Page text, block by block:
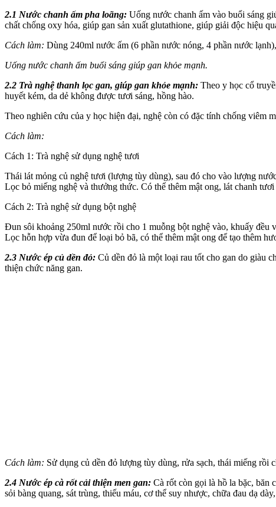
2.1 Nước chanh ấm pha loãng: Uống nước chanh ấm vào buổi sáng
chất chống oxy hóa, giúp gan sản xuất glutathione, giúp giải độc hiệu
Cách làm: Dùng 240ml nước ấm (6 phần nước nóng, 4 phần nước
Uống nước chanh ấm buổi sáng giúp gan khỏe mạnh.
2.2 Trà nghệ thanh lọc gan, giúp gan khỏe mạnh: Theo y học cổ
huyết kém, da dẻ không được tươi sáng, hồng hào.
Theo nghiên cứu của y học hiện đại, nghệ còn có đặc tính chống viêm
Cách làm:
Cách 1: Trà nghệ sử dụng nghệ tươi
Thái lát mỏng củ nghệ tươi (lượng tùy dùng), sau đó cho vào lượng
Lọc bỏ miếng nghệ và thưởng thức. Có thể thêm mật ong, lát chanh
Cách 2: Trà nghệ sử dụng bột nghệ
Đun sôi khoảng 250ml nước rồi cho 1 muỗng bột nghệ vào, khuấy đều
Lọc hỗn hợp vừa đun để loại bỏ bã, có thể thêm mật ong để tạo thêm
2.3 Nước ép củ dền đỏ: Củ dền đỏ là một loại rau tốt cho gan do giàu
thiện chức năng gan.
Cách làm: Sử dụng củ dền đỏ lượng tùy dùng, rửa sạch, thái miếng rồi
2.4 Nước ép cà rốt cải thiện men gan: Cà rốt còn gọi là hồ la bặc, băn
sỏi bàng quang, sát trùng, thiếu máu, c‌ơ th‌ể suy nhược, chữa đau dạ